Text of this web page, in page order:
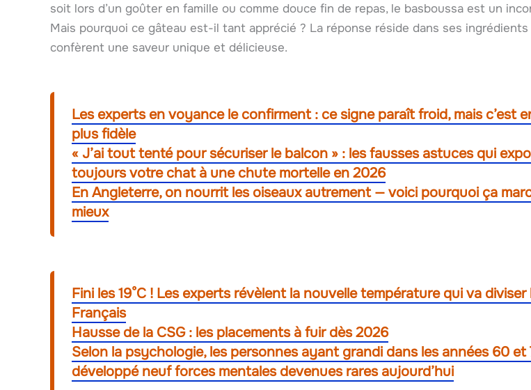
soit lors d’un goûter en famille ou comme douce fin de repas, le basboussa est un
Mais pourquoi ce gâteau est-il tant apprécié ? La réponse réside dans ses ingrédients
confèrent une saveur unique et délicieuse.
Les experts en voyance le confirment : ce signe paraît froid, mais c’est
plus fidèle
« J’ai tout tenté pour sécuriser le balcon » : les fausses astuces qui
toujours votre chat à une chute mortelle en 2026
En Angleterre, on nourrit les oiseaux autrement — voici pourquoi ça
mieux
Fini les 19°C ! Les experts révèlent la nouvelle température qui va diviser
Français
Hausse de la CSG : les placements à fuir dès 2026
Selon la psychologie, les personnes ayant grandi dans les années 60 et
développé neuf forces mentales devenues rares aujourd’hui